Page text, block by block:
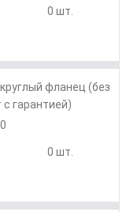
0 шт.
фланец (без
гарантией)
0 шт.